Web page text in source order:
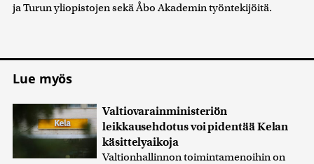
ja Turun yliopistojen sekä Åbo Akademin työntekijöitä.
Lue myös
Valtiovarainministeriön
leikkausehdotus voi pidentää Kelan
käsittelyaikoja
Valtionhallinnon toimintamenoihin on